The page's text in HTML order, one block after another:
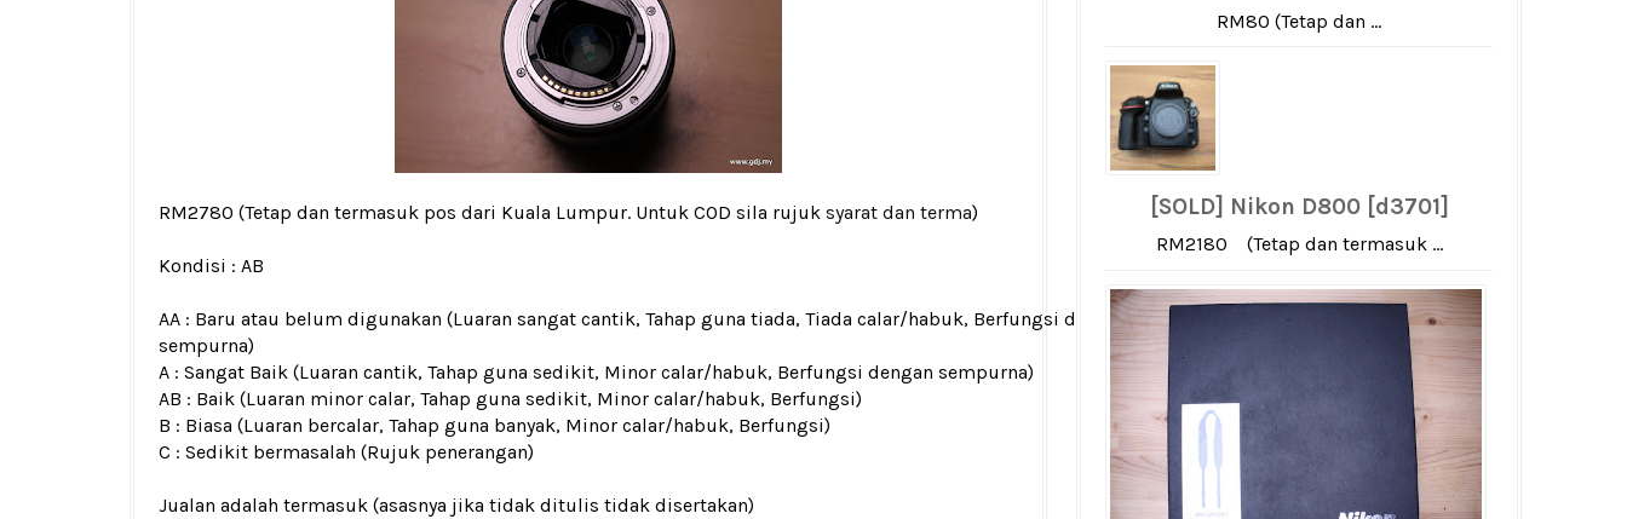
RM2780 (Tetap dan termasuk pos dari Kuala Lumpur. Untuk COD sila rujuk syarat dan terma)
Kondisi : AB
AA : Baru atau belum digunakan (Luaran sangat cantik, Tahap guna tiada, Tiada calar/habuk, Berfungsi dengan
sempurna)
A : Sangat Baik (Luaran cantik, Tahap guna sedikit, Minor calar/habuk, Berfungsi dengan sempurna)
AB : Baik (Luaran minor calar, Tahap guna sedikit, Minor calar/habuk, Berfungsi)
B : Biasa (Luaran bercalar, Tahap guna banyak, Minor calar/habuk, Berfungsi)
C : Sedikit bermasalah (Rujuk penerangan)
Jualan adalah termasuk (asasnya jika tidak ditulis tidak disertakan)
RM80 (Tetap dan ...
[SOLD] Nikon D800 [d3701]
RM2180 (Tetap dan termasuk ...